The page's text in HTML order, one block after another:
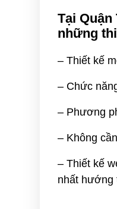
Tại
những
– Thiết kế
– Chức
– Phương
– Không
– Thiết kế
nhất hướng